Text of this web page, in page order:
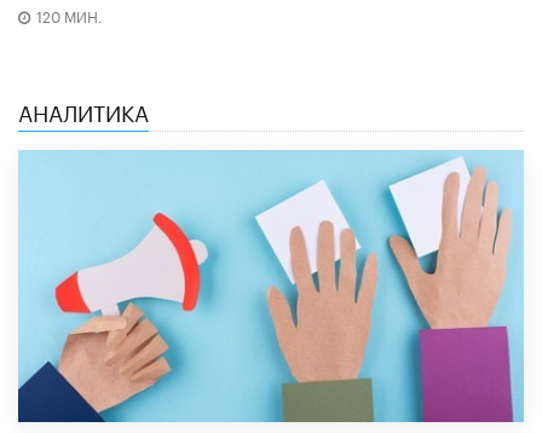
120 МИН.
АНАЛИТИКА